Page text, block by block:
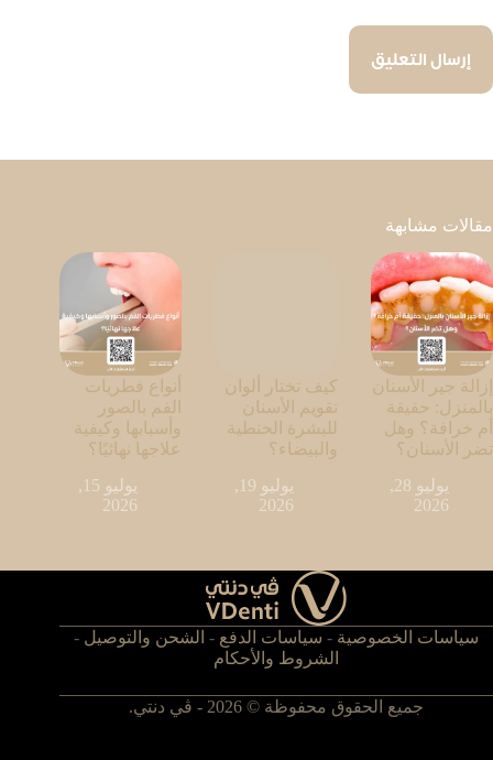
إرسال التعليق
مقالات مشابهة
إزالة جير الأسنان
بالمنزل: حقيقة
أم خرافة؟ وهل
تضر الأسنان؟
يوليو 28,
2026
كيف تختار ألوان
تقويم الأسنان
للبشرة الحنطية
والبيضاء؟
يوليو 19,
2026
أنواع فطريات
الفم بالصور
وأسبابها وكيفية
علاجها نهائيًا؟
يوليو 15,
2026
سياسات الخصوصية - سياسات الدفع - الشحن والتوصيل -
الشروط والأحكام
جميع الحقوق محفوظة © 2026 - ڤي دنتي.